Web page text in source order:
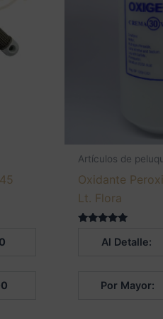
Artículos de
Oxidante
Lt. Flora
Al Detalle:
Por Mayor: